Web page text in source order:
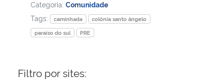
Ministério do Meio Ambiente
Ministério do Turismo
Categoria: Comunidade
Tags:
caminhada
colônia santo ângelo
paraíso do sul
PRE
Filtro por sites: